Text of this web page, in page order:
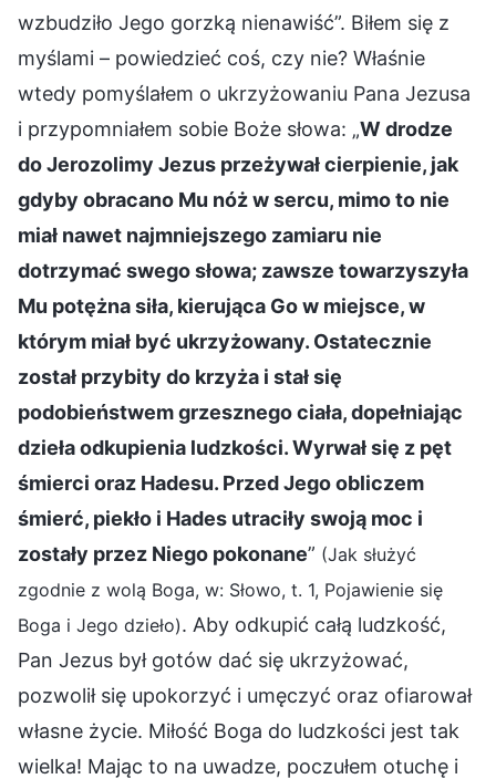
wzbudziło Jego gorzką nienawiść”. Biłem się z
myślami – powiedzieć coś, czy nie? Właśnie
wtedy pomyślałem o ukrzyżowaniu Pana Jezusa
i przypomniałem sobie Boże słowa: „W drodze
do Jerozolimy Jezus przeżywał cierpienie, jak
gdyby obracano Mu nóż w sercu, mimo to nie
miał nawet najmniejszego zamiaru nie
dotrzymać swego słowa; zawsze towarzyszyła
Mu potężna siła, kierująca Go w miejsce, w
którym miał być ukrzyżowany. Ostatecznie
został przybity do krzyża i stał się
podobieństwem grzesznego ciała, dopełniając
dzieła odkupienia ludzkości. Wyrwał się z pęt
śmierci oraz Hadesu. Przed Jego obliczem
śmierć, piekło i Hades utraciły swoją moc i
zostały przez Niego pokonane” (Jak służyć
zgodnie z wolą Boga, w: Słowo, t. 1, Pojawienie się
Boga i Jego dzieło). Aby odkupić całą ludzkość,
Pan Jezus był gotów dać się ukrzyżować,
pozwolił się upokorzyć i umęczyć oraz ofiarował
własne życie. Miłość Boga do ludzkości jest tak
wielka! Mając to na uwadze, poczułem otuchę i